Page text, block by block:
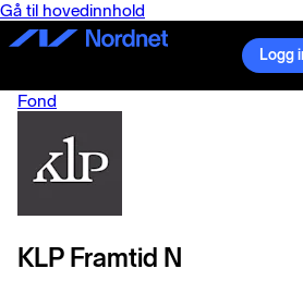
Gå til hovedinnhold
Logg
Fond
KLP Framtid N